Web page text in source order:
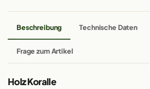
Beschreibung Technische Daten
Frage zum Artikel
Holz Koralle